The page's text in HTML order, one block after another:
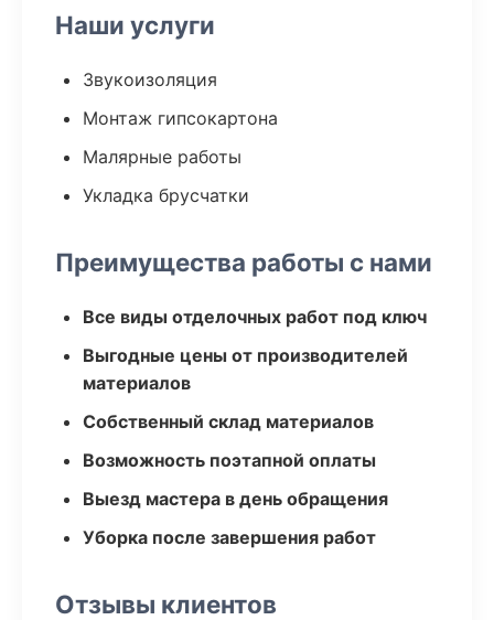
Наши услуги
Звукоизоляция
Монтаж гипсокартона
Малярные работы
Укладка брусчатки
Преимущества работы с нами
Все виды отделочных работ под ключ
Выгодные цены от производителей
материалов
Собственный склад материалов
Возможность поэтапной оплаты
Выезд мастера в день обращения
Уборка после завершения работ
Отзывы клиентов